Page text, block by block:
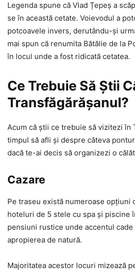
Legenda spune că Vlad Țepeș a
se în această cetate. Voievodul a
potcoavele invers, derutându-și
mai spun că renumita Bătălie de la
în locul unde a fost ridicată cetatea.
Ce Trebuie Să Știi
Transfăgărășanul?
Acum că știi ce trebuie să vizitezi în
timpul să afli și despre câteva
dacă te-ai decis să organizezi o
Cazare
Pe traseu există numeroase opțiuni
hoteluri de 5 stele cu spa și piscine
pensiuni rustice unde accentul
apropierea de natură.
Majoritatea acestor locuri mizează